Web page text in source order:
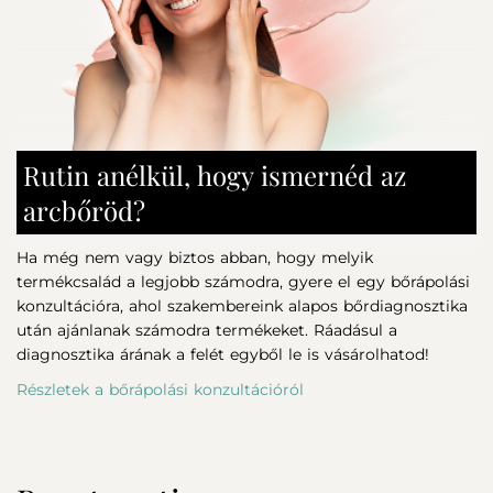
Rutin anélkül, hogy ismernéd az
arcbőröd?
Ha még nem vagy biztos abban, hogy melyik
termékcsalád a legjobb számodra, gyere el egy bőrápolási
konzultációra, ahol szakembereink alapos bőrdiagnosztika
után ajánlanak számodra termékeket. Ráadásul a
diagnosztika árának a felét egyből le is vásárolhatod!
Részletek a bőrápolási konzultációról
információkért.
Palmitate, Tetramethyl Acetyloctahydronaphthalenes,
Linalool, Terpineol, Linalyl Acetate, Citronellol, Hexyl
Cinnamal, Benzaldehyde, Tocopherol, CI 26100 (Red 17), CI
47000 (Yellow 11, CI61565 (Green 6), Pinene, Benzyl Alcohol,
Sodium Benzoate, Potassium Sorbate.